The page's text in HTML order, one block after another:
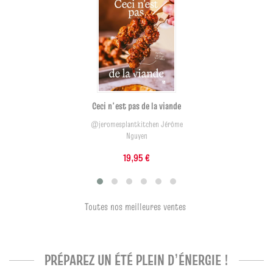
Ceci n'est pas de la viande
@jeromesplantkitchen Jérôme
Nguyen
19,95 €
Toutes nos meilleures ventes
PRÉPAREZ UN ÉTÉ PLEIN D’ÉNERGIE !